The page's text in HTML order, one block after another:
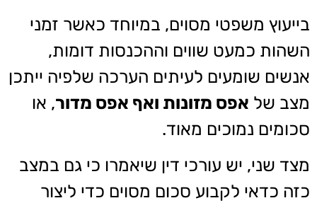
בייעוץ משפטי מסוים, במיוחד כאשר זמני
השהות כמעט שווים וההכנסות דומות,
אנשים שומעים לעיתים הערכה שלפיה ייתכן
מצב של אפס מזונות ואף אפס מדור, או
סכומים נמוכים מאוד.
מצד שני, יש עורכי דין שיאמרו כי גם במצב
כזה כדאי לקבוע סכום מסוים כדי ליצור